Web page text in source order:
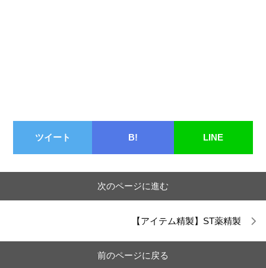
ツイート B! LINE
次のページに進む
【アイテム精製】ST薬精製
前のページに戻る